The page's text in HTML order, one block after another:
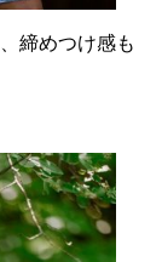
締めつけ感も